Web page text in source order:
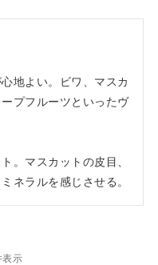
地よい。ビワ、マスカ
プフルーツといったヴ
。マスカットの皮目、
ネラルを感じさせる。
表示